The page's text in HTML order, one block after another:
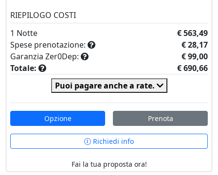
RIEPILOGO COSTI
1 Notte
€ 563,49
Spese prenotazione:
€ 28,17
Garanzia Zer0Dep:
€ 99,00
Totale:
€ 690,66
Puoi pagare anche a rate.
Opzione Prenota
Richiedi info
Fai la tua proposta ora!